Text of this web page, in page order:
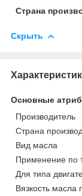
Страна
Скрыть
Основные
Производитель
Страна
Вид масла
Применение по
Для типа
Вязкость масла